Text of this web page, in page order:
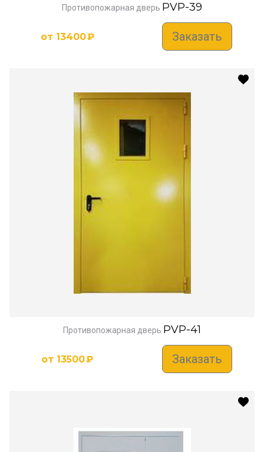
Противопожарная дверь PVP-39
от 13400₽ Заказать
Противопожарная дверь PVP-41
от 13500₽ Заказать